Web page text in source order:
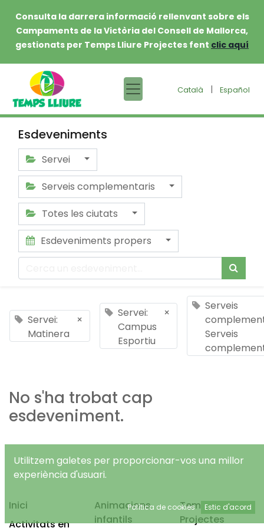
Consulta la darrera informació rellenvant sobre els
Campaments de la Victòria del Consell de Mallorca,
gestionats per Temps Lliure Projectes fent clic aquí
Català | Español
Esdeveniments
Servei
Serveis complementaris
Totes les ciutats
Esdeveniments propers
Servei:
Matinera
×
Servei:
Campus
Esportiu
×
Serveis
Serveis
No s'ha trobat cap
esdeveniment.
Inici
Activitats en
Animacions
infantils
Temps Lliure
Projectes
Utilitzem galetes per proporcionar-vos una millor
experiència d'usuari.
Política de cookies Estic d'acord